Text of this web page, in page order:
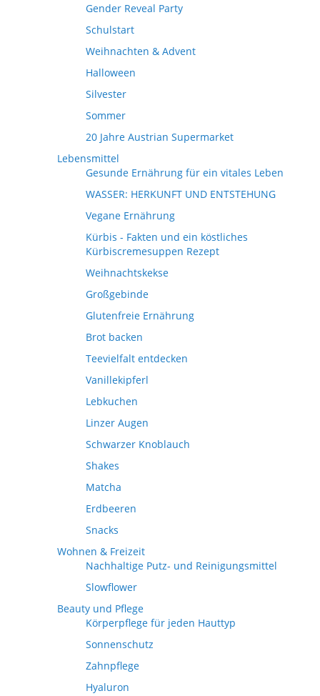
Gender Reveal Party
Schulstart
Weihnachten & Advent
Halloween
Silvester
Sommer
20 Jahre Austrian Supermarket
Lebensmittel
Gesunde Ernährung für ein vitales Leben
WASSER: HERKUNFT UND ENTSTEHUNG
Vegane Ernährung
Kürbis - Fakten und ein köstliches
Kürbiscremesuppen Rezept
Weihnachtskekse
Großgebinde
Glutenfreie Ernährung
Brot backen
Teevielfalt entdecken
Vanillekipferl
Lebkuchen
Linzer Augen
Schwarzer Knoblauch
Shakes
Matcha
Erdbeeren
Snacks
Wohnen & Freizeit
Nachhaltige Putz- und Reinigungsmittel
Slowflower
Beauty und Pflege
Körperpflege für jeden Hauttyp
Sonnenschutz
Zahnpflege
Hyaluron